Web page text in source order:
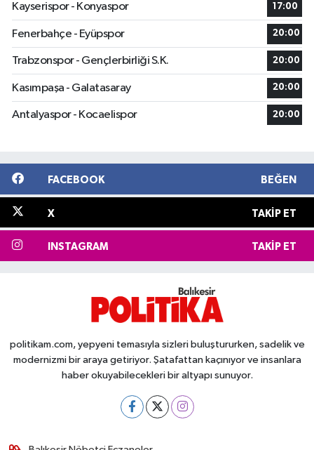
Kayserispor - Konyaspor
17:00
Fenerbahçe - Eyüpspor 20:00
Trabzonspor - Gençlerbirliği S.K. 20:00
Kasımpaşa - Galatasaray 20:00
Antalyaspor - Kocaelispor 20:00
FACEBOOK BEĞEN
X TAKIP ET
INSTAGRAM TAKIP ET
politikam.com, yepyeni temasıyla sizleri buluştururken, sadelik ve
modernizmi bir araya getiriyor. Şatafattan kaçınıyor ve insanlara
haber okuyabilecekleri bir altyapı sunuyor.